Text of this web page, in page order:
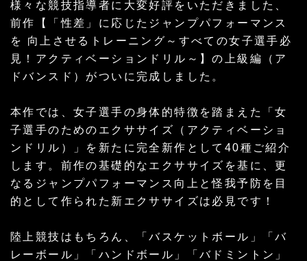
様々な競技指導者に大変好評をいただきました、
前作【「性差」に応じたジャンプパフォーマンス
を 向上させるトレーニング～すべての女子選手必
見！アクティベーションドリル～】の上級編（ア
ドバンスド）がついに完成しました。
本作では、女子選手の身体的特徴を踏まえた「女
子選手のためのエクササイズ（アクティベーショ
ンドリル）」を新たに完全新作として40種ご紹介
します。前作の基礎的なエクササイズを基に、更
なるジャンプパフォーマンス向上と怪我予防を目
的として作られた新エクササイズは必見です！
陸上競技はもちろん、「バスケットボール」「バ
レーボール」「ハンドボール」「バドミントン」